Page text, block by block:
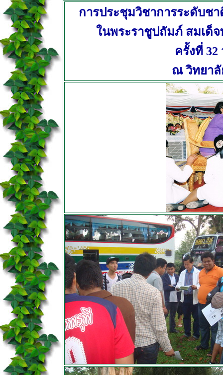
การประชุมวิชาการระดับช
ในพระราชูปถัมภ์ สมเด็
ครั้งที่ 32
ณ วิทยาลั